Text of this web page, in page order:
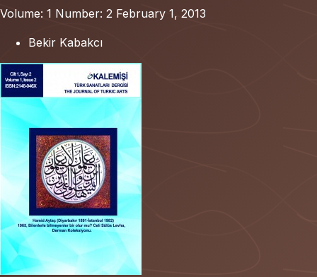
Volume: 1 Number: 2 February 1, 2013
Bekir Kabakcı